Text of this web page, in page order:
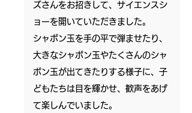
ズさんをお招きして、サイエンスシ
ョーを開いていただきました。
シャボン玉を手の平で弾ませたり、
大きなシャボン玉やたくさんのシャ
ボン玉が出てきたりする様子に、子
どもたちは目を輝かせ、歓声をあげ
て楽しんでいました。